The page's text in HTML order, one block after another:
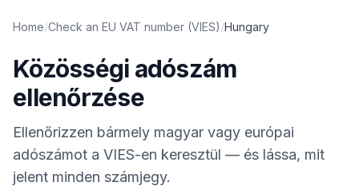
Home/Check an EU VAT number (VIES)/Hungary
Közösségi adószám
ellenőrzése
Ellenőrizzen bármely magyar vagy európai
adószámot a VIES-en keresztül — és lássa, mit
jelent minden számjegy.